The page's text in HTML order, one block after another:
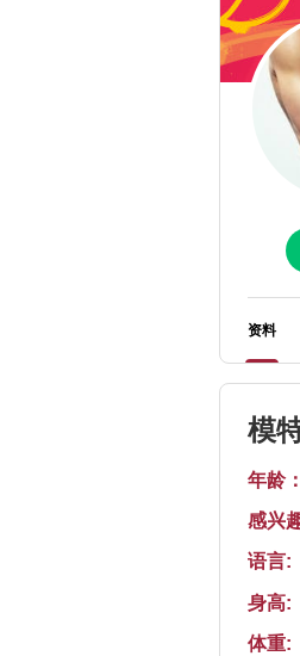
资料
模
年龄：
感兴
语言:
身高:
体重: